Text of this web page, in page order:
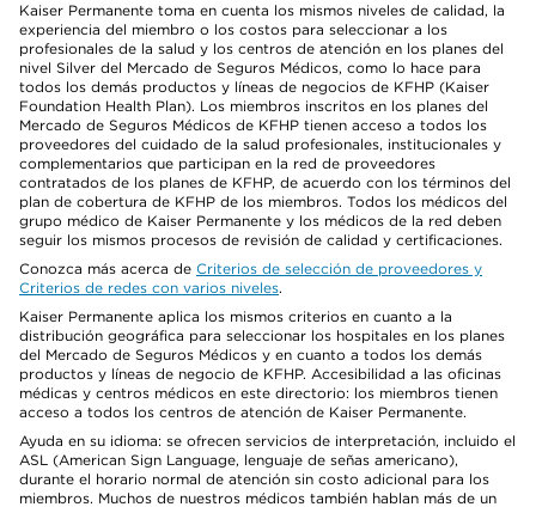
Kaiser Permanente toma en cuenta los mismos niveles de calidad, la
experiencia del miembro o los costos para seleccionar a los
profesionales de la salud y los centros de atención en los planes del
nivel Silver del Mercado de Seguros Médicos, como lo hace para
todos los demás productos y líneas de negocios de KFHP (Kaiser
Foundation Health Plan). Los miembros inscritos en los planes del
Mercado de Seguros Médicos de KFHP tienen acceso a todos los
proveedores del cuidado de la salud profesionales, institucionales y
complementarios que participan en la red de proveedores
contratados de los planes de KFHP, de acuerdo con los términos del
plan de cobertura de KFHP de los miembros. Todos los médicos del
grupo médico de Kaiser Permanente y los médicos de la red deben
seguir los mismos procesos de revisión de calidad y certificaciones.
Conozca más acerca de Criterios de selección de proveedores y
Criterios de redes con varios niveles.
Kaiser Permanente aplica los mismos criterios en cuanto a la
distribución geográfica para seleccionar los hospitales en los planes
del Mercado de Seguros Médicos y en cuanto a todos los demás
productos y líneas de negocio de KFHP. Accesibilidad a las oficinas
médicas y centros médicos en este directorio: los miembros tienen
acceso a todos los centros de atención de Kaiser Permanente.
Ayuda en su idioma: se ofrecen servicios de interpretación, incluido el
ASL (American Sign Language, lenguaje de señas americano),
durante el horario normal de atención sin costo adicional para los
miembros. Muchos de nuestros médicos también hablan más de un